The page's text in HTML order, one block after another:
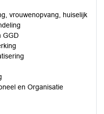
vrouwenopvang, huiselijk
GGD
en Organisatie